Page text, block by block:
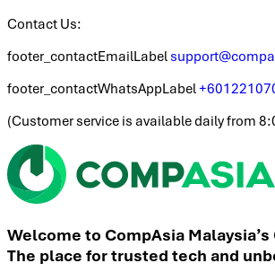
Contact Us:
footer_contactEmailLabel
footer_contactWhatsAppLabel
(Customer service is available daily from
Welcome to CompAsia
The place for trusted tech and